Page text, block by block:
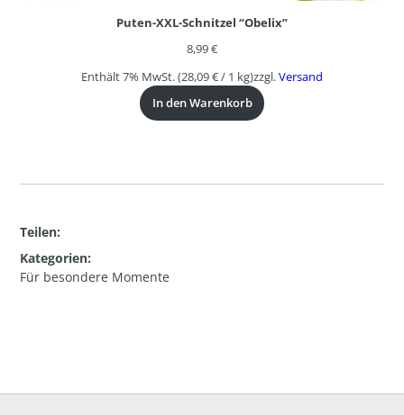
Puten-XXL-Schnitzel “Obelix”
8,99€
Enthält 7% MwSt.(28,09€/ 1 kg)zzgl.Versand
In den Warenkorb
Teilen:
Kategorien:
Für besondere Momente